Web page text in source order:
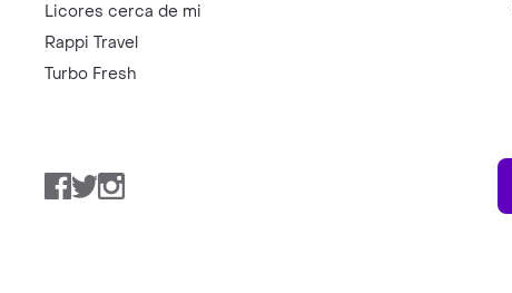
Licores cerca de mi
Rappi Travel
Turbo Fresh
Facebook
TwitterInstagram